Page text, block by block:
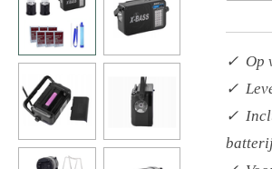
✓ Op
✓
✓